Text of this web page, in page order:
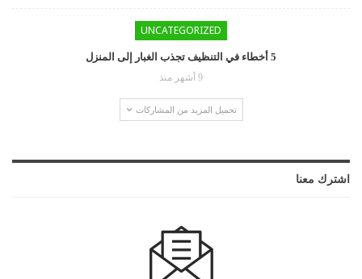
UNCATEGORIZED
5 أخطاء في التنظيف تجذب الغبار إلى المنزل
9 أشهر منذ
تحميل المزيد من المشاركات
اشترك معنا